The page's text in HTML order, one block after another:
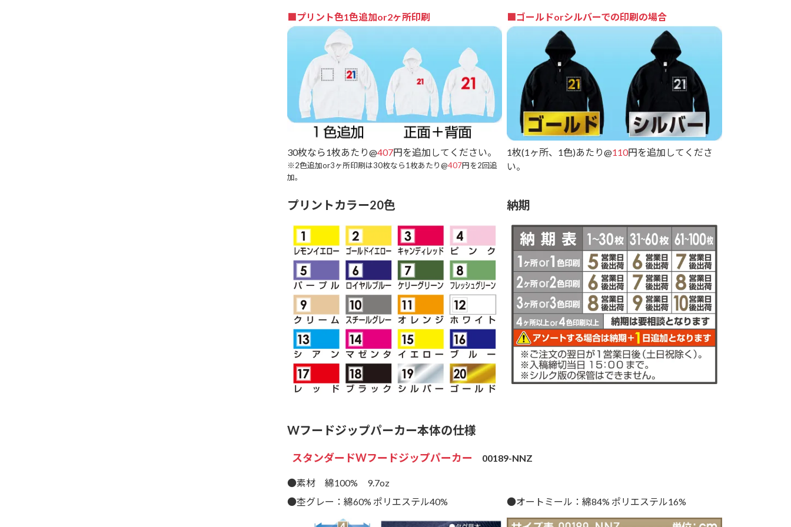
■プリント色1色追加or2ヶ所印刷
30枚なら1枚あたり@407円を追加してください。
※2色追加or3ヶ所印刷は30枚なら1枚あたり@407円を2回追
加。
■ゴールドorシルバーでの印刷の場合
1枚(1ヶ所、1色)あたり@110円を追加してくださ
い。
プリントカラー20色 納期
Wフードジップパーカー本体の仕様
スタンダードWフードジップパーカー 00189-NNZ
●素材 綿100% 9.7oz
●杢グレー：綿60% ポリエステル40%
●オートミール：綿84% ポリエステル16%